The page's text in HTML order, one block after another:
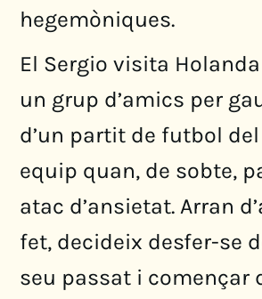
hegemòniques.
El Sergio visita
un grup d’amics per
d’un partit de futbol
equip quan, de sobte,
atac d’ansietat. Arran
fet, decideix desfer-se
seu passat i començar